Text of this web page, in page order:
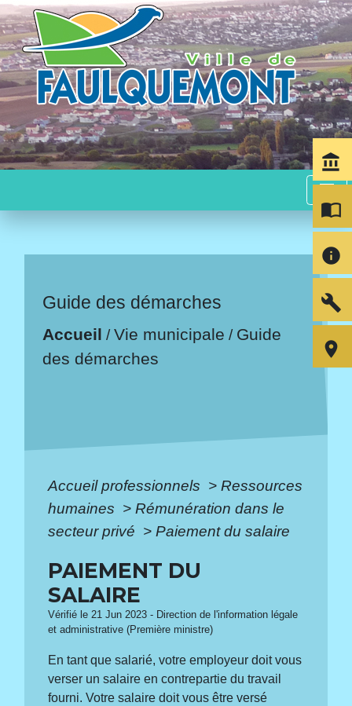
menu
Guide des démarches
Accueil /Vie municipale / Guide
des démarches
Accueil professionnels > Ressources
humaines > Rémunération dans le
secteur privé > Paiement du salaire
PAIEMENT DU
SALAIRE
Vérifié le 21 Jun 2023 - Direction de l'information légale
et administrative (Première ministre)
En tant que salarié, votre employeur doit vous
verser un salaire en contrepartie du travail
fourni. Votre salaire doit vous être versé
account_balance
import_contacts
info
build
room